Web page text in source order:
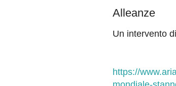
Alleanze
Un intervento
https://